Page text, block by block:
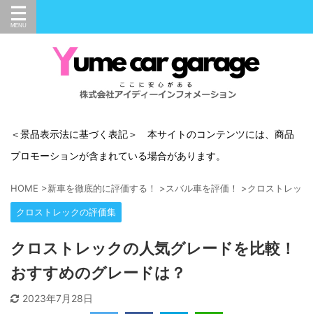
＜景品表示法に基づく表記＞ 本サイトのコンテンツには、商品
プロモーションが含まれている場合があります。
HOME >新車を徹底的に評価する！ >スバル車を評価！ >クロストレッ
クロストレックの評価集
クロストレックの人気グレードを比較！
おすすめのグレードは？
2023年7月28日